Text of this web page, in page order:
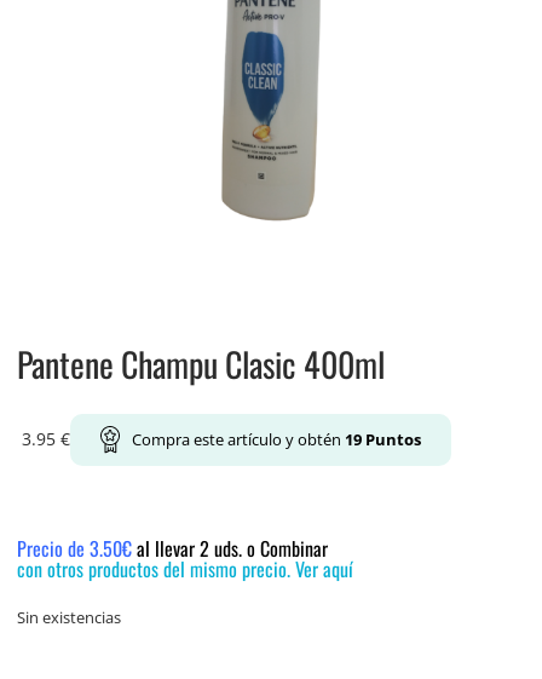
Pantene Champu Clasic 400ml
3.95 € Compra este artículo y obtén 19Puntos
Precio de 3.50€al llevar 2 uds. o Combinar
con otros productos del mismo precio. Ver aquí
Sin existencias